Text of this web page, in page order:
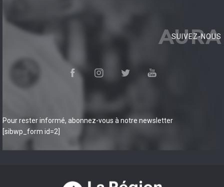
AURA
SUIVEZ-NOUS
Pour rester informé, abonnez-vous à notre newsletter
[sibwp_form id=2]